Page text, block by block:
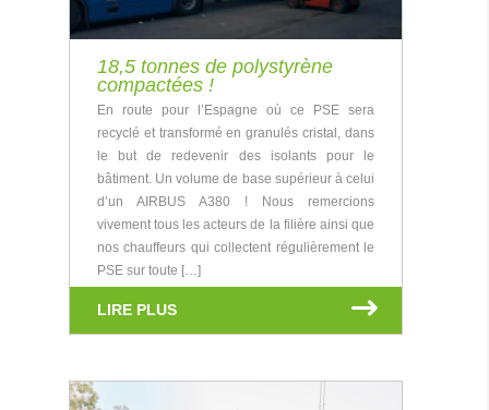
18,5 tonnes de polystyrène
compactées !
En route pour l’Espagne où ce PSE sera
recyclé et transformé en granulés cristal, dans
le but de redevenir des isolants pour le
bâtiment. Un volume de base supérieur à celui
d’un AIRBUS A380 ! Nous remercions
vivement tous les acteurs de la filière ainsi que
nos chauffeurs qui collectent régulièrement le
PSE sur toute […]
LIRE PLUS